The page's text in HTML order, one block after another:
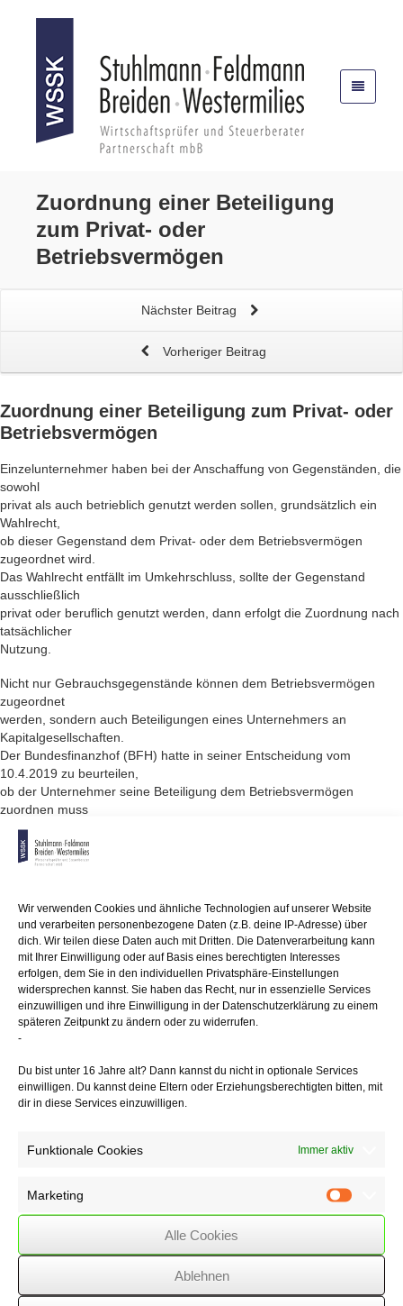
Wir verwenden Cookies und ähnliche Technologien auf unserer Website
und verarbeiten personenbezogene Daten (z.B. deine IP-Adresse) über
dich. Wir teilen diese Daten auch mit Dritten. Die Datenverarbeitung kann
mit Ihrer Einwilligung oder auf Basis eines berechtigten Interesses
erfolgen, dem Sie in den individuellen Privatsphäre-Einstellungen
widersprechen kannst. Sie haben das Recht, nur in essenzielle Services
einzuwilligen und ihre Einwilligung in der Datenschutzerklärung zu einem
späteren Zeitpunkt zu ändern oder zu widerrufen.
-
Du bist unter 16 Jahre alt? Dann kannst du nicht in optionale Services
einwilligen. Du kannst deine Eltern oder Erziehungsberechtigten bitten, mit
dir in diese Services einzuwilligen.
Funktionale Cookies Immer aktiv
Marketing
Alle Cookies
Ablehnen
Zuordnung einer Beteiligung
zum Privat- oder
Betriebsvermögen
Nächster Beitrag
Vorheriger Beitrag
Zuordnung einer Beteiligung zum Privat- oder
Betriebsvermögen
Einzelunternehmer haben bei der Anschaffung von Gegenständen, die
sowohl
privat als auch betrieblich genutzt werden sollen, grundsätzlich ein
Wahlrecht,
ob dieser Gegenstand dem Privat- oder dem Betriebsvermögen
zugeordnet wird.
Das Wahlrecht entfällt im Umkehrschluss, sollte der Gegenstand
ausschließlich
privat oder beruflich genutzt werden, dann erfolgt die Zuordnung nach
tatsächlicher
Nutzung.
Nicht nur Gebrauchsgegenstände können dem Betriebsvermögen
zugeordnet
werden, sondern auch Beteiligungen eines Unternehmers an
Kapitalgesellschaften.
Der Bundesfinanzhof (BFH) hatte in seiner Entscheidung vom
10.4.2019 zu beurteilen,
ob der Unternehmer seine Beteiligung dem Betriebsvermögen
zuordnen muss
oder nicht. Dieser wollte die Beteiligung an einer GmbH dem
Privatvermögen
zuordnen und die daraus erzielten Einkünfte im Rahmen seiner
seinem Einzelunternehmen durch die Tätigkeiten der GmbH für das
Einzelunternehmen
erzielte, war das Finanzamt der Auffassung, dass es sich bei der
Beteiligung
um notwendiges Betriebsvermögen handelt.
Diese Meinung teilte auch der BFH. Durch die Tätigkeiten der GmbH
den daraus entstehenden Gewinn hat die Beteiligung eine wichtige
Bedeutung für
und sichert so die Fortführung des Unternehmens. Damit handelt es
um notwendiges Betriebsvermögen, ein Wahlrecht seitens des
Steuerpflichtigen
besteht nicht mehr.
17/09/2019 / WSSK